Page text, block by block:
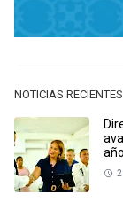
NOTICIAS RECIENTES